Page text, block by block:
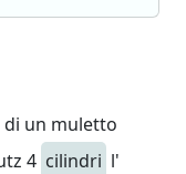
un muletto
4 cilindri l'